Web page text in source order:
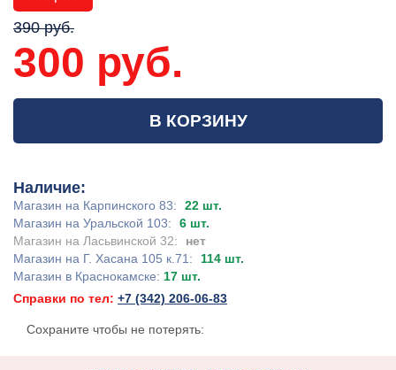
390 руб.
300 руб.
В КОРЗИНУ
Наличие:
Магазин на Карпинского 83:
22 шт.
Магазин на Уральской 103:
6 шт.
Магазин на Ласьвинской 32:
нет
Магазин на Г. Хасана 105 к.71:
114 шт.
Магазин в Краснокамске: 17 шт.
Справки по тел: +7 (342) 206-06-83
Сохраните чтобы не потерять: